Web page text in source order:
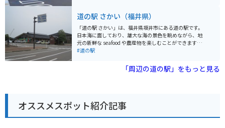
「あわら歴史博物館」では、あわら市の歴史や文化につ
いて学ぶことができます。 バイクで訪れる場合は、道の
駅に隣接する公園に、バイク専用の駐車スペースがあり
ます。ツーリングの休憩場所としても最適です。 あわら
市の特産品としては、前述の「越前あわら温泉」の湯を
道の駅 さかい（福井県）
「道の駅 さかい」は、福井県坂井市にある道の駅です。
日本海に面しており、雄大な海の景色を眺めながら、地
元の新鮮な seafood や農産物を楽しむことができます。
施設内には、レストラン、売店、情報コーナーなどがあ
鮮な魚介類を使った海鮮丼や、地元産の野菜を使った料
理が人気です。また、売店では、地元の銘菓や地酒、工
広い駐車場も完備されているので、安心してバイクを停
めることができます。 周辺には、東尋坊や雄島など、風
光明媚な観光スポットも点在しています。道の駅 さかい
#道の駅
「周辺の道の駅」をもっと見る
オススメスポット紹介記事